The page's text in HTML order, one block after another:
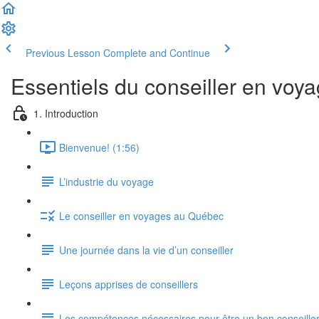
Previous Lesson Complete and Continue
Essentiels du conseiller en
1. Introduction
Bienvenue! (1:56)
L’industrie du voyage
Le conseiller en voyages au Québec
Une journée dans la vie d’un conseiller
Leçons apprises de conseillers